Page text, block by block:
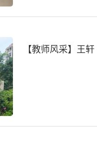
【教师风采】王轩